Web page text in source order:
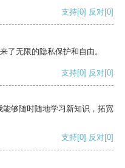
支持[0] 反对[0]
了无限的隐私保护和自由。
支持[0] 反对[0]
够随时随地学习新知识，拓宽
支持[0] 反对[0]